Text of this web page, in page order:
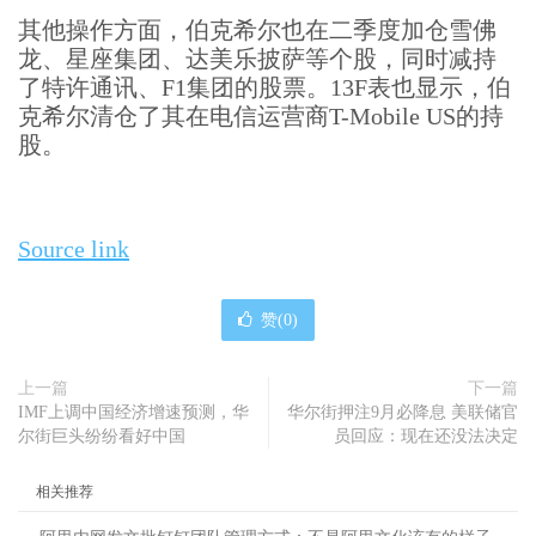
其他操作方面，伯克希尔也在二季度加仓雪佛
龙、星座集团、达美乐披萨等个股，同时减持
了特许通讯、F1集团的股票。13F表也显示，伯
克希尔清仓了其在电信运营商T-Mobile US的持
股。
Source link
赞(0)
上一篇
IMF上调中国经济增速预测，华
尔街巨头纷纷看好中国
下一篇
华尔街押注9月必降息 美联储官
员回应：现在还没法决定
相关推荐